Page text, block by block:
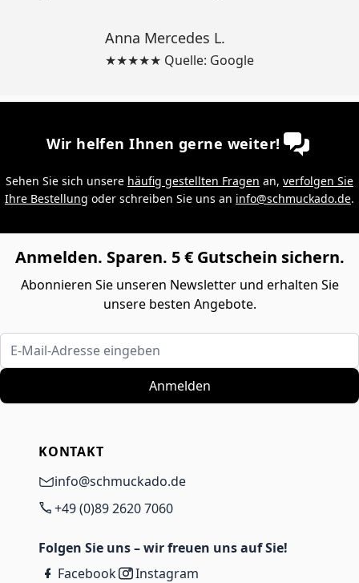
Anna Mercedes L.
★★★★★ Quelle: Google
Wir helfen Ihnen gerne weiter!
Sehen Sie sich unsere häufig gestellten Fragen an, verfolgen Sie
Ihre Bestellung oder schreiben Sie uns an info@schmuckado.de.
Anmelden. Sparen. 5 € Gutschein sichern.
Abonnieren Sie unseren Newsletter und erhalten Sie
unsere besten Angebote.
E-Mail-Adresse eingeben
Anmelden
KONTAKT
info@schmuckado.de
+49 (0)89 2620 7060
Folgen Sie uns – wir freuen uns auf Sie!
Facebook
Instagram